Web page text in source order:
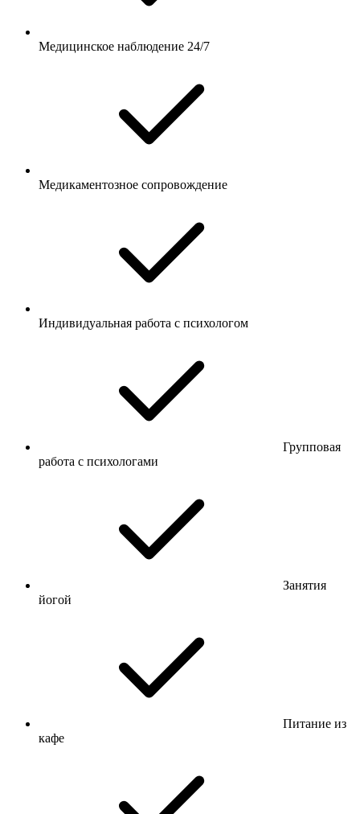
Медицинское наблюдение 24/7
Медикаментозное сопровождение
Индивидуальная работа с психологом
Групповая
работа с психологами
Занятия
йогой
Питание из
кафе